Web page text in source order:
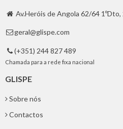
 Av.Heróis de Angola 62/64
 geral@glispe.com
 (+351) 244 827 489
Chamada para a rede fixa nacional
GLISPE
Sobre nós
Contactos